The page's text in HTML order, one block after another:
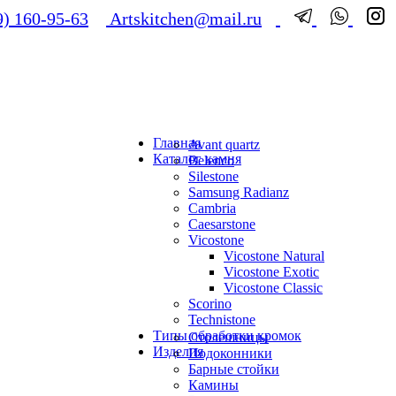
160-95-63 Artskitchen@mail.ru
Главная
Каталог камня
Avant quartz
Belenco
Silestone
Samsung Radianz
Сambria
Сaesarstone
Vicostone
Vicostone Natural
Vicostone Exotic
Vicostone Classic
Scorino
Technistone
Типы обработки кромок
Изделия
Столешницы
Подоконники
Барные стойки
Камины